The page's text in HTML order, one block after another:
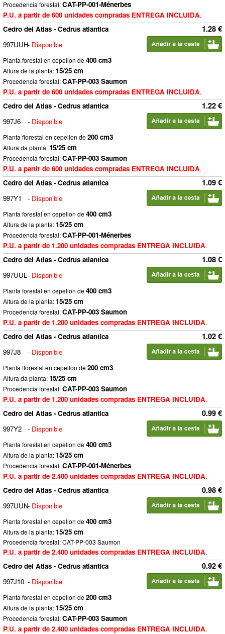
Procedencia forestal:CAT-PP-001-Ménerbes
P.U. a partir de 600 unidades compradas ENTREGA INCLUIDA.
1.28 €
Cedro del Atlas - Cedrus atlantica
997UUH- Disponible
Planta forestal en cepellon de400 cm3
Altura de la planta:15/25 cm
Procedencia forestal:CAT-PP-003 Saumon
P.U. a partir de 600 unidades compradas ENTREGA INCLUIDA.
1.22 €
Cedro del Atlas - Cedrus atlantica
997J6
- Disponible
Planta florestal en cepellon de200 cm3
Altura da planta:15/25 cm
Procedencia forestal:CAT-PP-003 Saumon
P.U. a partir de 600 unidades compradas ENTREGA INCLUIDA.
1.09 €
Cedro del Atlas - Cedrus atlantica
997Y1
- Disponible
Planta forestal en cepellon de400 cm3
Altura de la planta:15/25 cm
Procedencia forestal:CAT-PP-001-Ménerbes
P.U. a partir de 1.200 unidades compradas ENTREGA INCLUIDA.
1.08 €
Cedro del Atlas - Cedrus atlantica
997UUL- Disponible
Planta forestal en cepellon de400 cm3
Altura de la planta:15/25 cm
Procedencia forestal:CAT-PP-003 Saumon
P.U. a partir de 1.200 unidades compradas ENTREGA INCLUIDA.
1.02 €
Cedro del Atlas - Cedrus atlantica
997J8
- Disponible
Planta florestal en cepellon de200 cm3
Altura da planta:15/25 cm
Procedencia forestal:CAT-PP-003 Saumon
P.U. a partir de 1.200 unidades compradas ENTREGA INCLUIDA.
0.99 €
Cedro del Atlas - Cedrus atlantica
997Y2
- Disponible
Planta forestal en cepellon de400 cm3
Altura de la planta:15/25 cm
Procedencia forestal:CAT-PP-001-Ménerbes
P.U. a partir de 2.400 unidades compradas ENTREGA INCLUIDA.
0.98 €
Cedro del Atlas - Cedrus atlantica
997UUN- Disponible
Planta forestal en cepellon de400 cm3
Altura de la planta:15/25 cm
Procedencia forestal: CAT-PP-003 Saumon
P.U. a partir de 2.400 unidades compradas ENTREGA INCLUIDA.
0.92 €
Cedro del Atlas - Cedrus atlantica
997J10 - Disponible
Planta forestal en cepellon de200 cm3
Altura de la planta:15/25 cm
Procedencia forestal:CAT-PP-003 Saumon
P.U. a partir de 2.400 unidades compradas ENTREGA INCLUIDA.